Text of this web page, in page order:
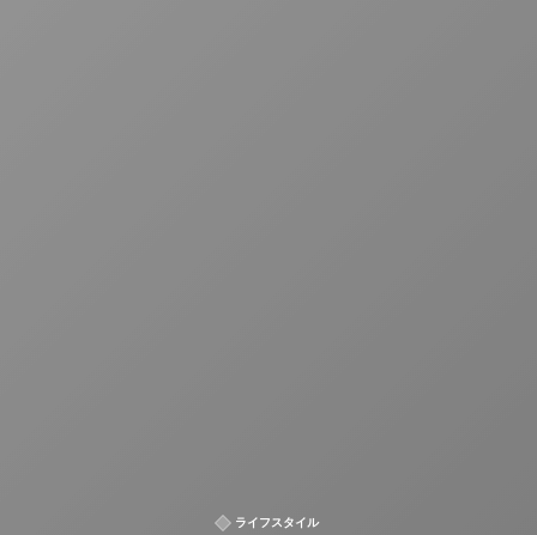
ライフスタイル